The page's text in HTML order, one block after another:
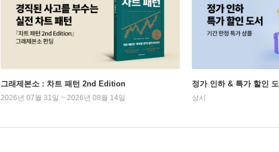
그래제본소 : 차트 패턴 2nd Edition
2026년 07월 31일 ~ 2026년 08월 14일
정가 인하 & 특가 할인
상시